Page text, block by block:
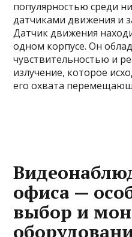
популярностью среди
датчиками движения и
Датчик движения
одном корпусе. Он
чувствительностью и
излучение, которое
его охвата
офиса —
выбор и